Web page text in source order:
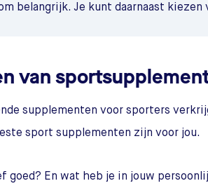
belangrijk. Je kunt daarnaast
van
supplementen voor sporters
sport supplementen zijn voor jou.
goed? En wat heb je in jouw